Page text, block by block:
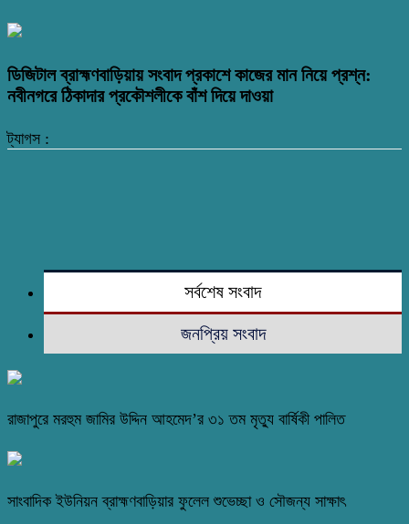
ডিজিটাল ব্রাহ্মণবাড়িয়ায় সংবাদ প্রকাশে কাজের মান নিয়ে প্রশ্ন:
নবীনগরে ঠিকাদার প্রকৌশলীকে বাঁশ দিয়ে দাওয়া
ট্যাগস :
সর্বশেষ সংবাদ
জনপ্রিয় সংবাদ
রাজাপুরে মরহুম জামির উদ্দিন আহমেদ’র ৩১ তম মৃত্যু বার্ষিকী পালিত
সাংবাদিক ইউনিয়ন ব্রাহ্মণবাড়িয়ার ফুলেল শুভেচ্ছা ও সৌজন্য সাক্ষাৎ